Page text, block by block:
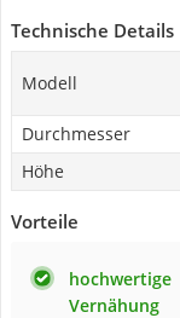
Technische Details
Modell
Durchmesser
Höhe
Vorteile
hochwertige
Vernähung